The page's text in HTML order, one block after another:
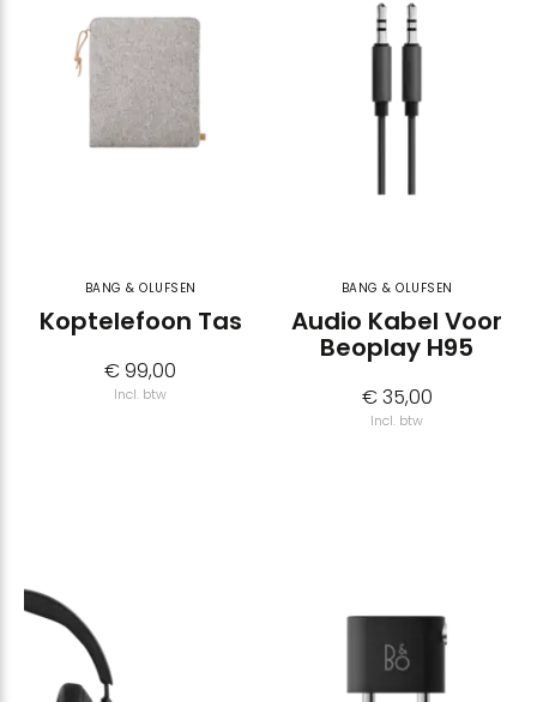
BANG & OLUFSEN
Koptelefoon Tas
€ 99,00
Incl. btw
BANG & OLUFSEN
Audio Kabel Voor
Beoplay H95
€ 35,00
Incl. btw